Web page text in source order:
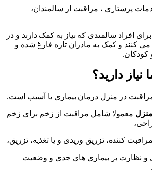
پرستاری ، مراقبت از سالمندان،
افراد سالمندی که نیاز به کمک دارند و در
کنند و کمک به مادران تازه فارغ شده و
کودکان.
نیاز دارید؟
در منزل درمان بیماری یا آسیب است.
معمولا شامل مراقبت از زخم برای زخم
کننده، تزریق وریدی و یا تغذیه، تزریق،
و نظارت بر بیماری های جدی و وضعیت